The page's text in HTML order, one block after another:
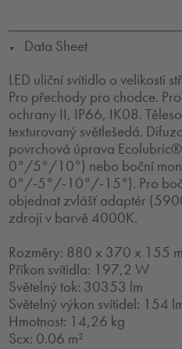
▼
Data Sheet
LED uliční svítidlo o velikosti
Pro přechody pro chodce.
ochrany II, IP66, IK08.
texturovaný světlešedá.
povrchová úprava
0°/5°/10°) nebo boční
0°/-5°/-10°/-15°). Pro
objednat zvlášť adaptér
zdroji v barvě 4000K.
Rozměry: 880 x 370 x 155
Příkon svítidla: 197,2 W
Světelný tok: 30353 lm
Světelný výkon svítidel: 154
Hmotnost: 14,26 kg
Scx: 0.06 m²